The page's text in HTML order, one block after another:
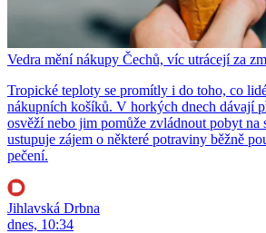
Vedra mění nákupy Čechů, víc utrácejí za
Tropické teploty se promítly i do toho, co
nákupních košíků. V horkých dnech dávají
osvěží nebo jim pomůže zvládnout pobyt na
ustupuje zájem o některé potraviny běžně
pečení.
Jihlavská Drbna
dnes, 10:34